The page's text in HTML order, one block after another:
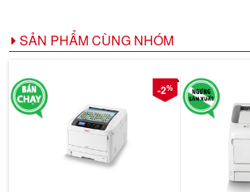
SẢN PHẨM CÙNG NHÓM
-2%